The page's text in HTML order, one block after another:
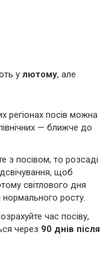
у лютому, але
регіонах посів можна
— ближче до
з посівом, то розсаді
щоб
світлового дня
росту.
час посіву,
через 90 днів після